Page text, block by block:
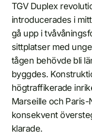
TGV Duplex
introducerades i
gå upp i
sittplatser med
tågen behövde bli
byggdes.
högtraffikerade
Marseille och
konsekvent
klarade.